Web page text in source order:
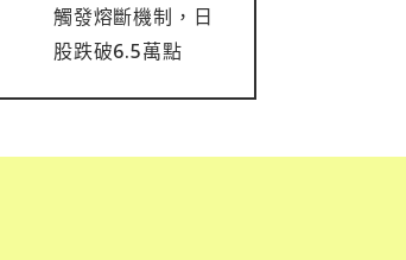
觸發熔斷機制，日
股跌破6.5萬點